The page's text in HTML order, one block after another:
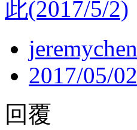
此(2017/5/2)
jeremychen
2017/05/02
回覆